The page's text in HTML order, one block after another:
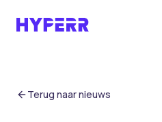
Diensten
Terug naar nieuws